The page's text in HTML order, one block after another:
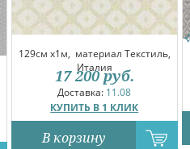
129см x1м, материал Текстиль,
Италия
Доставка: 11.08
КУПИТЬ В 1 КЛИК
17 200 руб.
В корзину